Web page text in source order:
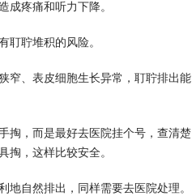
成疼痛和听力下降。
耵聍堆积的风险。
窄、表皮细胞生长异常，耵聍排出能
掏，而是最好去医院挂个号，查清楚
掏，这样比较安全。
自然排出，同样需要去医院处理。